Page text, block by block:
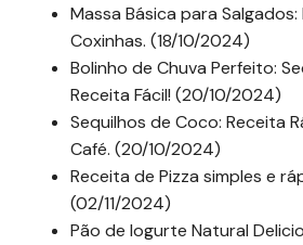
Massa Básica para
Coxinhas. (18/10/2024)
Bolinho de Chuva Perfeito:
Receita Fácil! (20/10/2024)
Sequilhos de Coco: Receita
Café. (20/10/2024)
Receita de Pizza simples e
(02/11/2024)
Pão de Iogurte Natural